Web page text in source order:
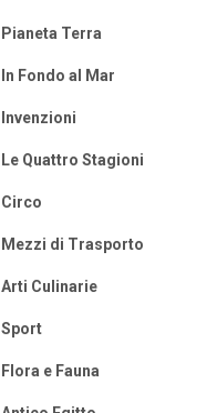
Terra
Fondo al Mar
Quattro Stagioni
di Trasporto
Culinarie
e Fauna